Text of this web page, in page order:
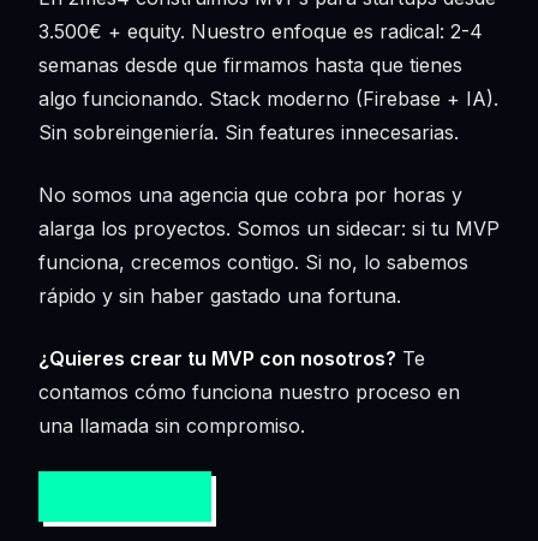
3.500€ + equity. Nuestro enfoque es radical: 2-4
semanas desde que firmamos hasta que tienes
algo funcionando. Stack moderno (Firebase + IA).
Sin sobreingeniería. Sin features innecesarias.
No somos una agencia que cobra por horas y
alarga los proyectos. Somos un sidecar: si tu MVP
funciona, crecemos contigo. Si no, lo sabemos
rápido y sin haber gastado una fortuna.
¿Quieres crear tu MVP con nosotros? Te
contamos cómo funciona nuestro proceso en
una llamada sin compromiso.